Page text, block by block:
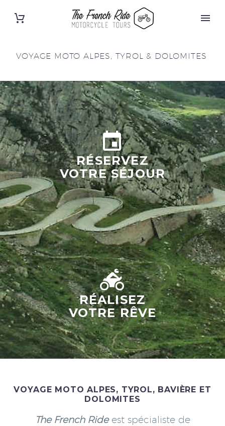
VOYAGE MOTO ALPES, TYROL & DOLOMITES


RÉSERVEZ
VOTRE SÉJOUR


RÉALISEZ
VOTRE RÊVE
VOYAGE MOTO ALPES, TYROL, BAVIÈRE ET
DOLOMITES
The French Rideest spécialiste de